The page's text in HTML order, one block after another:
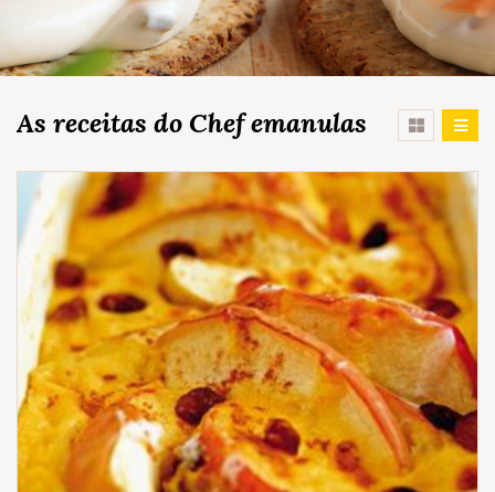
As receitas do Chef emanulas